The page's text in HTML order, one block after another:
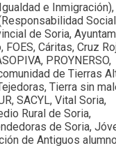
e Inmigración),
Social
de Soria,
Cáritas, Cruz
PROYNERSO,
de Tierras
Tierra sin
SACYL, Vital Soria,
Rural de Soria,
de Soria,
de Antiguos